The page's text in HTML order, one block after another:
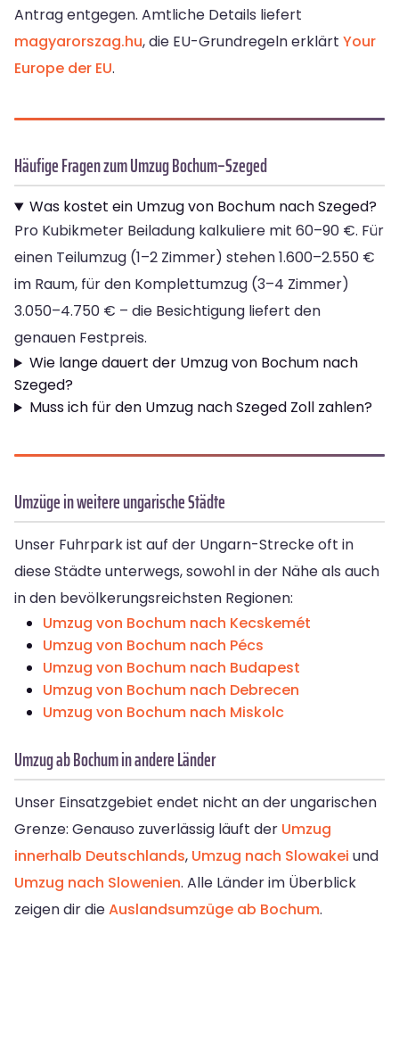
Antrag entgegen. Amtliche Details liefert
magyarorszag.hu, die EU-Grundregeln erklärt Your
Europe der EU.
Häufige Fragen zum Umzug Bochum–Szeged
Was kostet ein Umzug von Bochum nach Szeged?
Pro Kubikmeter Beiladung kalkuliere mit 60–90 €. Für
einen Teilumzug (1–2 Zimmer) stehen 1.600–2.550 €
im Raum, für den Komplettumzug (3–4 Zimmer)
3.050–4.750 € – die Besichtigung liefert den
genauen Festpreis.
Wie lange dauert der Umzug von Bochum nach
Szeged?
Muss ich für den Umzug nach Szeged Zoll zahlen?
Umzüge in weitere ungarische Städte
Unser Fuhrpark ist auf der Ungarn-Strecke oft in
diese Städte unterwegs, sowohl in der Nähe als auch
in den bevölkerungsreichsten Regionen:
Umzug von Bochum nach Kecskemét
Umzug von Bochum nach Pécs
Umzug von Bochum nach Budapest
Umzug von Bochum nach Debrecen
Umzug von Bochum nach Miskolc
Umzug ab Bochum in andere Länder
Unser Einsatzgebiet endet nicht an der ungarischen
Grenze: Genauso zuverlässig läuft der Umzug
innerhalb Deutschlands, Umzug nach Slowakei und
Umzug nach Slowenien. Alle Länder im Überblick
zeigen dir dieAuslandsumzüge ab Bochum.